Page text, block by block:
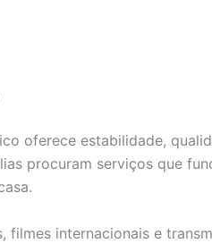
oferece estabilidade,
procuram serviços que
filmes internacionais e